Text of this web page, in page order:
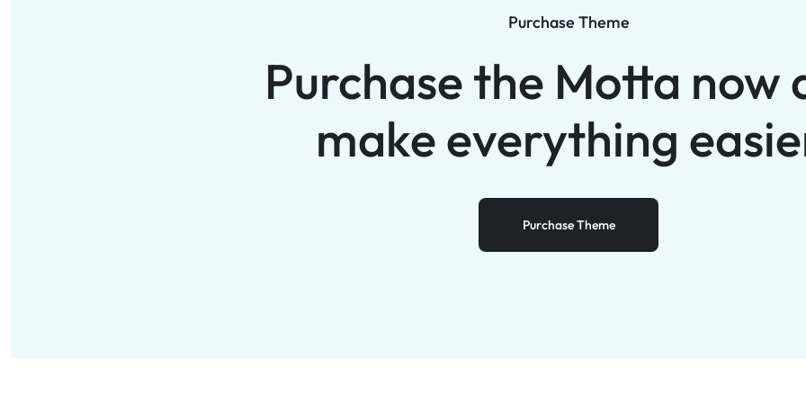
Purchase Theme
Purchase the Motta now
make everything
Purchase Theme